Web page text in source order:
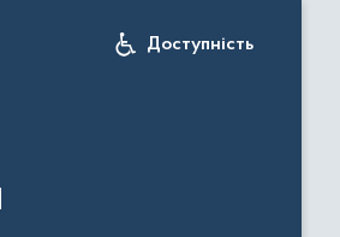
Доступність